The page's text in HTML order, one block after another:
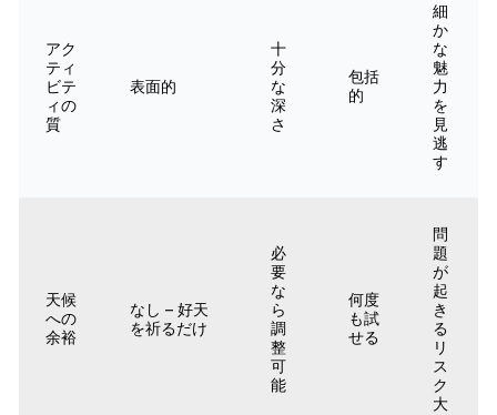
アク
ティ
ビテ
ィの
質
表面的
十
分
な
深
さ
包括
的
細
か
な
魅
力
を
見
逃
す
天候
への
余裕
なし – 好天
を祈るだけ
必
要
な
ら
調
整
可
能
何度
も試
せる
問
題
が
起
き
る
リ
ス
ク
大